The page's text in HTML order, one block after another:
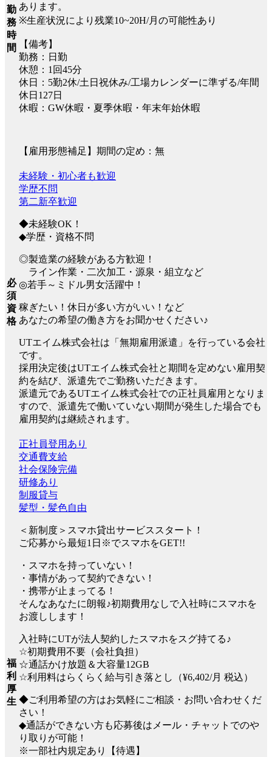
勤
務
時
間
あります。
※生産状況により残業10~20H/月の可能性あり
【備考】
勤務：日勤
休憩：1回45分
休日：5勤2休/土日祝休み/工場カレンダーに準ずる/年間
休日127日
休暇：GW休暇・夏季休暇・年末年始休暇
【雇用形態補足】期間の定め：無
必
須
資
格
未経験・初心者も歓迎
学歴不問
第二新卒歓迎
◆未経験OK！
◆学歴・資格不問
◎製造業の経験がある方歓迎！
ライン作業・二次加工・源泉・組立など
◎若手～ミドル男女活躍中！
稼ぎたい！休日が多い方がいい！など
あなたの希望の働き方をお聞かせください♪
UTエイム株式会社は「無期雇用派遣」を行っている会社
です。
採用決定後はUTエイム株式会社と期間を定めない雇用契
約を結び、派遣先でご勤務いただきます。
派遣元であるUTエイム株式会社での正社員雇用となりま
すので、派遣先で働いていない期間が発生した場合でも
雇用契約は継続されます。
福
利
厚
生
正社員登用あり
交通費支給
社会保険完備
研修あり
制服貸与
髪型・髪色自由
＜新制度＞スマホ貸出サービススタート！
ご応募から最短1日※でスマホをGET!!
・スマホを持っていない！
・事情があって契約できない！
・携帯が止まってる！
そんなあなたに朗報♪初期費用なしで入社時にスマホを
お渡しします！
入社時にUTが法人契約したスマホをスグ持てる♪
☆初期費用不要（会社負担）
☆通話かけ放題＆大容量12GB
☆利用料はらくらく給与引き落とし（¥6,402/月 税込）
◆ご利用希望の方はお気軽にご相談・お問い合わせくだ
さい！
◆通話ができない方も応募後はメール・チャットでのや
り取りが可能！
※一部社内規定あり【待遇】